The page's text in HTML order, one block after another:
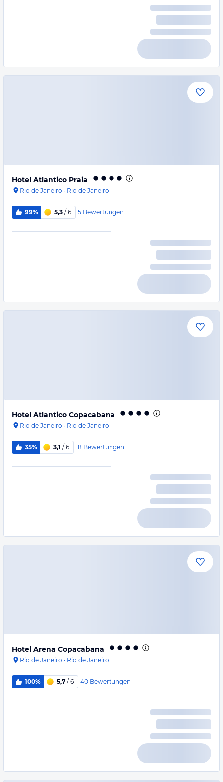
Hotel Atlantico Praia
Rio de Janeiro · Rio de Janeiro
99% 5,3 / 6 5 Bewertungen
Hotel Atlantico Copacabana
Rio de Janeiro · Rio de Janeiro
35% 3,1 / 6 18 Bewertungen
Hotel Arena Copacabana
Rio de Janeiro · Rio de Janeiro
100% 5,7 / 6 40 Bewertungen